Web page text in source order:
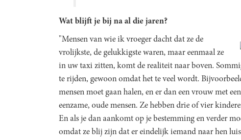
Wat blijft je bij na al die jaren?
"Mensen van wie ik vroeger dacht dat ze de
vrolijkste, de gelukkigste waren, maar eenmaal ze
in uw taxi zitten, komt de realiteit naar boven.
te rijden, gewoon omdat het te veel wordt.
mensen moet gaan halen, en er dan een vrouw met
eenzame, oude mensen. Ze hebben drie of vier
En als je dan aankomt op je bestemming en verder
omdat ze blij zijn dat er eindelijk iemand naar hen